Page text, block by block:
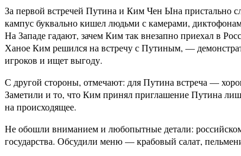
За первой встречей Путина и Ким Чен Ына пристально
кампус буквально кишел людьми с камерами,
На Западе гадают, зачем Ким так внезапно приехал в
Ханое Ким решился на встречу с Путиным, —
игроков и ищет выгоду.
С другой стороны, отмечают: для Путина встреча —
Заметили и то, что Ким принял приглашение Путина
на происходящее.
Не обошли вниманием и любопытные детали:
государства. Обсудили меню — крабовый салат,